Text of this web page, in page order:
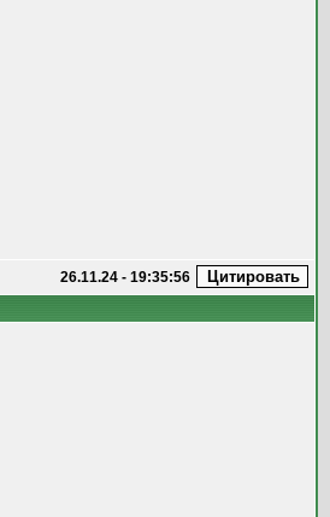
26.11.24 - 19:35:56